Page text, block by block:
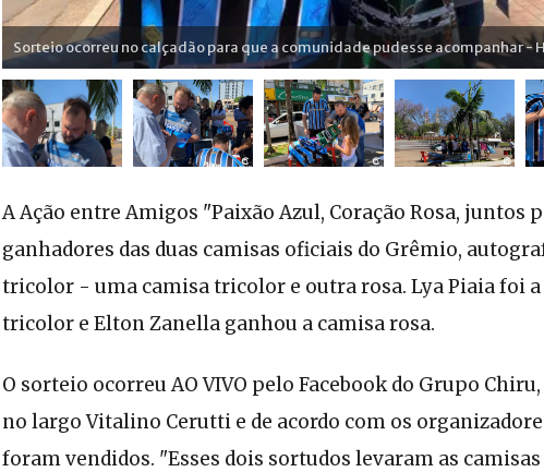
Sorteio ocorreu no calçadão para que a comunidade pudesse acompanhar -
A Ação entre Amigos "Paixão Azul, Coração Rosa, juntos
ganhadores das duas camisas oficiais do Grêmio,
tricolor - uma camisa tricolor e outra rosa. Lya Piaia foi a
tricolor e Elton Zanella ganhou a camisa rosa.
O sorteio ocorreu AO VIVO pelo Facebook do Grupo
no largo Vitalino Cerutti e de acordo com os
foram vendidos. "Esses dois sortudos levaram as